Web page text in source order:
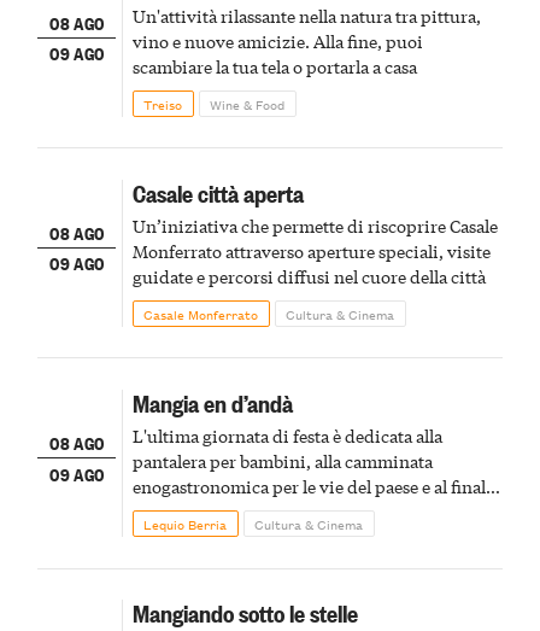
08 AGO
09 AGO
Un'attività rilassante nella natura tra pittura,
vino e nuove amicizie. Alla fine, puoi
scambiare la tua tela o portarla a casa
Treiso Wine & Food
08 AGO
09 AGO
Casale città aperta
Un’iniziativa che permette di riscoprire Casale
Monferrato attraverso aperture speciali, visite
guidate e percorsi diffusi nel cuore della città
Casale Monferrato Cultura & Cinema
08 AGO
09 AGO
Mangia en d’andà
L'ultima giornata di festa è dedicata alla
pantalera per bambini, alla camminata
enogastronomica per le vie del paese e al finale
pirotecnico
Lequio Berria Cultura & Cinema
Mangiando sotto le stelle